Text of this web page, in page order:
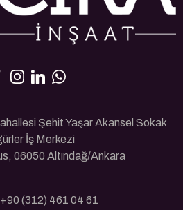
Şehit Yaşar Akansel Sokak
İş Merkezi
06050 Altındağ/Ankara
(312) 461 04 61